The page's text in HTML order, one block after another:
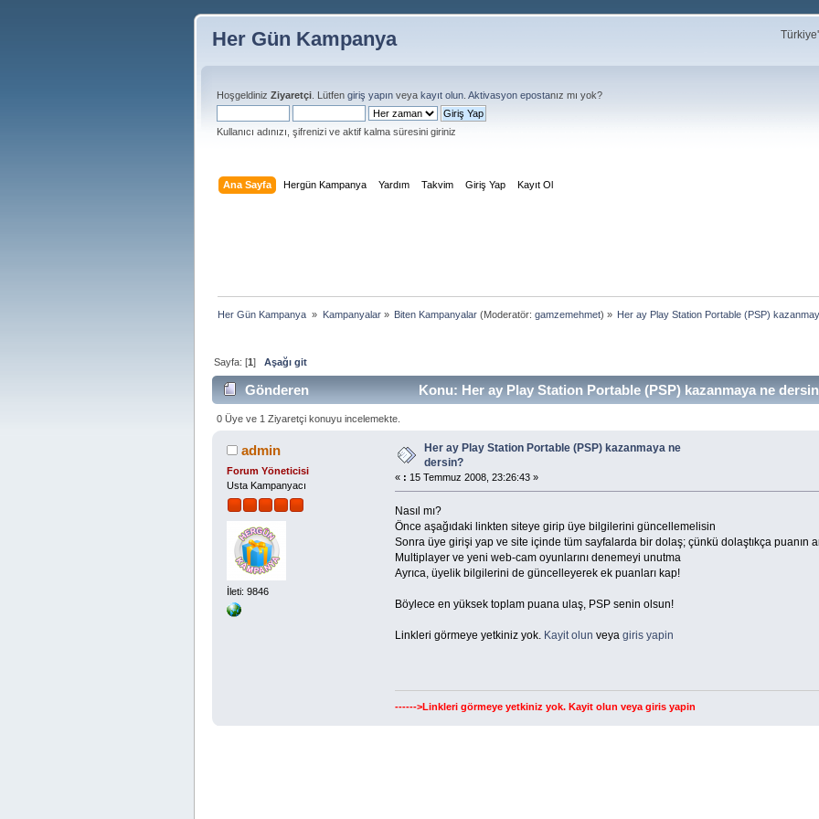
Her Gün Kampanya
Hoşgeldiniz Ziyaretçi . Lütfen giriş yapın veya kayıt olun Aktivasyon epostanız mı yok?
Kullanıcı adınızı, şifrenizi ve aktif kalma süresini giriniz
Ana Sayfa Hergün Kampanya Yardım Takvim Giriş Yap Kayıt Ol
Her Gün Kampanya » Kampanyalar» Biten Kampanyalar(Moderatör: gamzemehmet) » Her ay Play Station Portable (PSP)
Sayfa: [1]Aşağı git
Gönderen
Konu: Her ay Play Station Portable (PSP) kazanmaya ne
defa)
0 Üye ve 1 Ziyaretçi konuyu incelemekte.
admin
Forum Yöneticisi
Usta Kampanyacı
İleti: 9846
Her ay Play Station Portable (PSP) kazanmaya ne
dersin?
« : 15 Temmuz 2008, 23:26:43 »
Nasıl mı?
Önce aşağıdaki linkten siteye girip üye bilgilerini güncellemelisin
Sonra üye girişi yap ve site içinde tüm sayfalarda bir dolaş; çünkü dolaştıkça puanın
Multiplayer ve yeni web-cam oyunlarını denemeyi unutma
Ayrıca, üyelik bilgilerini de güncelleyerek ek puanları kap!
Böylece en yüksek toplam puana ulaş, PSP senin olsun!
Linkleri görmeye yetkiniz yok. Kayit olun veya giris yapin
------>Linkleri görmeye yetkiniz yok. Kayit olun veya giris yapin